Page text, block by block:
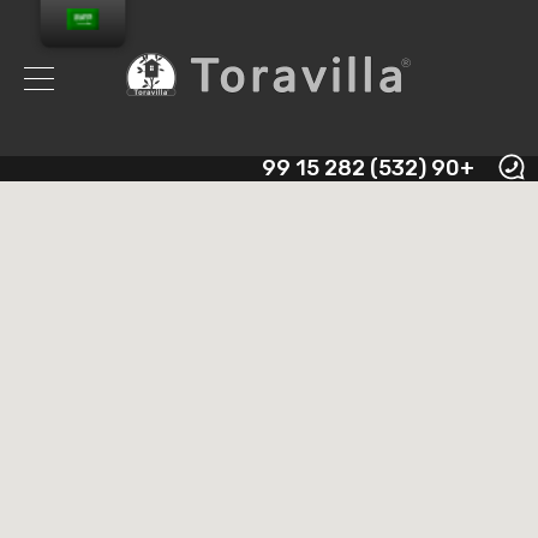
+90 (532) 282 15 99